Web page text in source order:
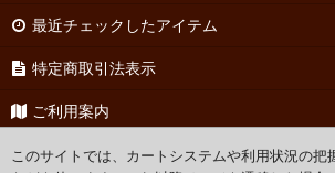
最近チェックしたアイテム
特定商取引法表示
ご利用案内
お問い合わせ
このサイトでは、カートシステムや利用状況の把